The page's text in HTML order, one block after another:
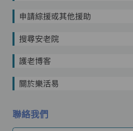
申請綜援或其他援助
搜尋安老院
護老博客
關於樂活易
聯絡我們